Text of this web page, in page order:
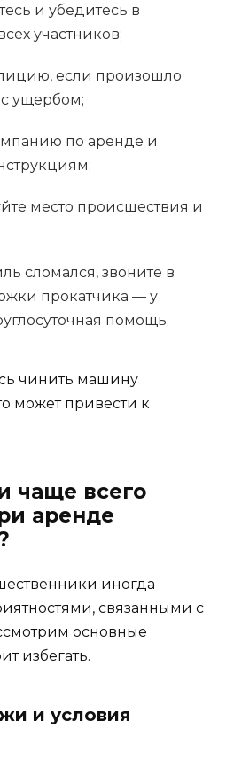
и убедитесь в
участников;
если произошло
ущербом;
по аренде и
место происшествия и
сломался, звоните в
прокатчика — у
помощь.
чинить машину
может привести к
чаще всего
аренде
иногда
связанными с
основные
избегать.
и условия